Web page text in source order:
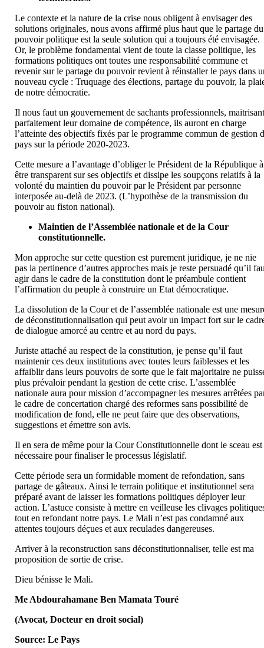
Le contexte et la nature de la crise nous obligent à envisager des
solutions originales, nous avons affirmé plus haut que le partage du
pouvoir politique est la seule solution qui a toujours été envisagée.
Or, le problème fondamental vient de toute la classe politique, les
formations politiques ont toutes une responsabilité commune et
revenir sur le partage du pouvoir revient à réinstaller le pays dans
nouveau cycle : Truquage des élections, partage du pouvoir, la
de notre démocratie.
Il nous faut un gouvernement de sachants professionnels,
parfaitement leur domaine de compétence, ils auront en charge
l’atteinte des objectifs fixés par le programme commun de gestion
pays sur la période 2020-2023.
Cette mesure a l’avantage d’obliger le Président de la République à
être transparent sur ses objectifs et dissipe les soupçons relatifs à la
volonté du maintien du pouvoir par le Président par personne
interposée au-delà de 2023. (L’hypothèse de la transmission du
pouvoir au fiston national).
Maintien de l’Assemblée nationale et de la Cour
constitutionnelle.
Mon approche sur cette question est purement juridique, je ne nie
pas la pertinence d’autres approches mais je reste persuadé qu’il
agir dans le cadre de la constitution dont le préambule contient
l’affirmation du peuple à construire un Etat démocratique.
La dissolution de la Cour et de l’assemblée nationale est une
de déconstitutionnalisation qui peut avoir un impact fort sur le
de dialogue amorcé au centre et au nord du pays.
Juriste attaché au respect de la constitution, je pense qu’il faut
maintenir ces deux institutions avec toutes leurs faiblesses et les
affaiblir dans leurs pouvoirs de sorte que le fait majoritaire ne
plus prévaloir pendant la gestion de cette crise. L’assemblée
nationale aura pour mission d’accompagner les mesures arrêtées
le cadre de concertation chargé des reformes sans possibilité de
modification de fond, elle ne peut faire que des observations,
suggestions et émettre son avis.
Il en sera de même pour la Cour Constitutionnelle dont le sceau est
nécessaire pour finaliser le processus législatif.
Cette période sera un formidable moment de refondation, sans
partage de gâteaux. Ainsi le terrain politique et institutionnel sera
préparé avant de laisser les formations politiques déployer leur
action. L’astuce consiste à mettre en veilleuse les clivages
tout en refondant notre pays. Le Mali n’est pas condamné aux
attentes toujours déçues et aux reculades dangereuses.
Arriver à la reconstruction sans déconstitutionnaliser, telle est ma
proposition de sortie de crise.
Dieu bénisse le Mali.
Me Abdourahamane Ben Mamata Touré
(Avocat, Docteur en droit social)
Source: Le Pays